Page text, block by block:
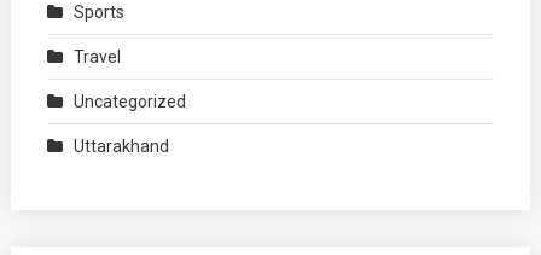
Sports
Travel
Uncategorized
Uttarakhand